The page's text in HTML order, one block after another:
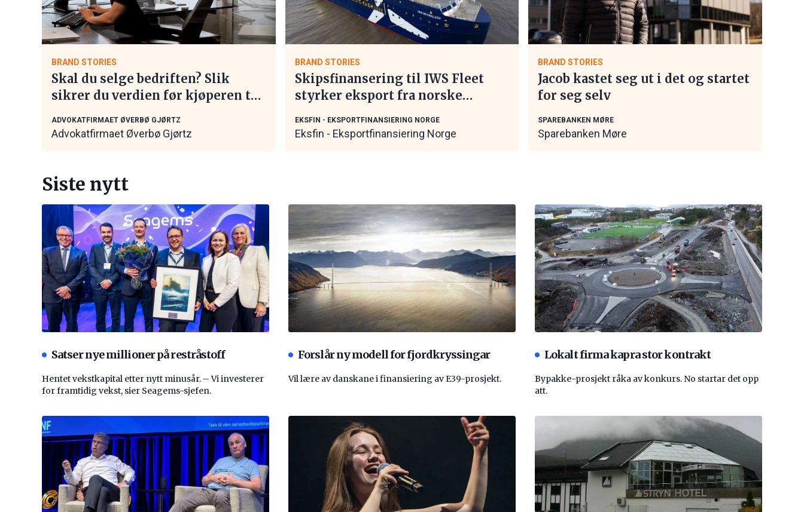
BRAND STORIES
Skal du selge bedriften? Slik
sikrer du verdien før kjøperen tar
ADVOKATFIRMAET ØVERBØ GJØRTZ
Advokatfirmaet Øverbø Gjørtz
BRAND STORIES
Skipsfinansering til IWS Fleet
styrker eksport fra norske
EKSFIN - EKSPORTFINANSIERING NORGE
Eksfin - Eksportfinansiering Norge
BRAND STORIES
Jacob kastet seg ut i det og startet
for seg selv
SPAREBANKEN MØRE
Sparebanken Møre
Siste nytt
Satser nye millioner på restråstoff
Hentet vekstkapital etter nytt minusår. – Vi investerer
for framtidig vekst, sier Seagems-sjefen.
Forslår ny modell for fjordkryssingar
Vil lære av danskane i finansiering av E39-prosjekt.
Lokalt firma kapra stor kontrakt
Bypakke-prosjekt råka av konkurs. No startar det opp
att.